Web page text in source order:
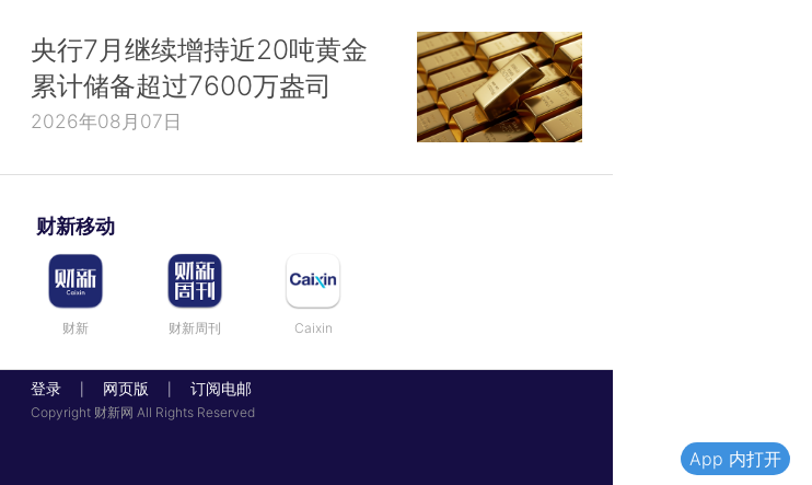
央行7月继续增持近20吨黄金
累计储备超过7600万盎司
2026年08月07日
财新移动
财新 财新周刊 Caixin
登录 网页版 订阅电邮
Copyright 财新网 All Rights Reserved
App 内打开